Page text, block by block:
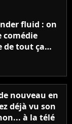
fluid : on
comédie
de tout ça
nouveau en
déjà vu son
à la télé